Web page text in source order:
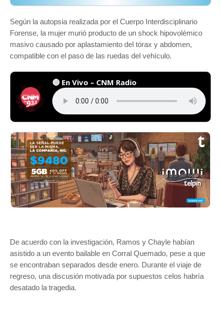
Según la autopsia realizada por el Cuerpo Interdisciplinario
Forense, la mujer murió producto de un shock hipovolémico
masivo causado por aplastamiento del tórax y abdomen,
compatible con el paso de las ruedas del vehículo.
🔴 En Vivo – CNM Radio
De acuerdo con la investigación, Ramos y Chayle habían
asistido a un evento bailable en Corral Quemado, pese a que
se encontraban separados desde enero. Durante el viaje de
regreso, una discusión motivada por supuestos celos habría
desatado la tragedia.